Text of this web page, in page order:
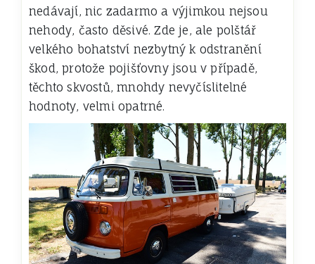
nedávají, nic zadarmo a výjimkou nejsou
nehody, často děsivé.Zde je, ale polštář
velkého bohatství nezbytný k odstranění
škod, protože pojišťovny jsou v případě,
těchto skvostů, mnohdy nevyčíslitelné
hodnoty, velmi opatrné.